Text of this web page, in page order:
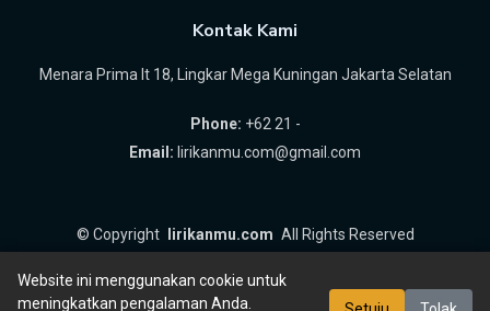
Kontak Kami
Menara Prima lt 18, Lingkar Mega Kuningan Jakarta Selatan
Phone: +62 21 -
Email: lirikanmu.com@gmail.com
© Copyright lirikanmu.com All Rights Reserved
Website ini menggunakan cookie untuk
meningkatkan pengalaman Anda.